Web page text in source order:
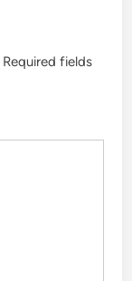
Required fields